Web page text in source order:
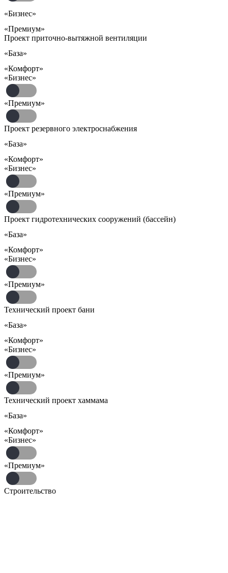
«Бизнес»
«Премиум»
Проект приточно-вытяжной вентиляции
«База»
«Комфорт»
«Бизнес»
«Премиум»
Проект резервного электроснабжения
«База»
«Комфорт»
«Бизнес»
«Премиум»
Проект гидротехнических сооружений (бассейн)
«База»
«Комфорт»
«Бизнес»
«Премиум»
Технический проект бани
«База»
«Комфорт»
«Бизнес»
«Премиум»
Технический проект хаммама
«База»
«Комфорт»
«Бизнес»
«Премиум»
Строительство